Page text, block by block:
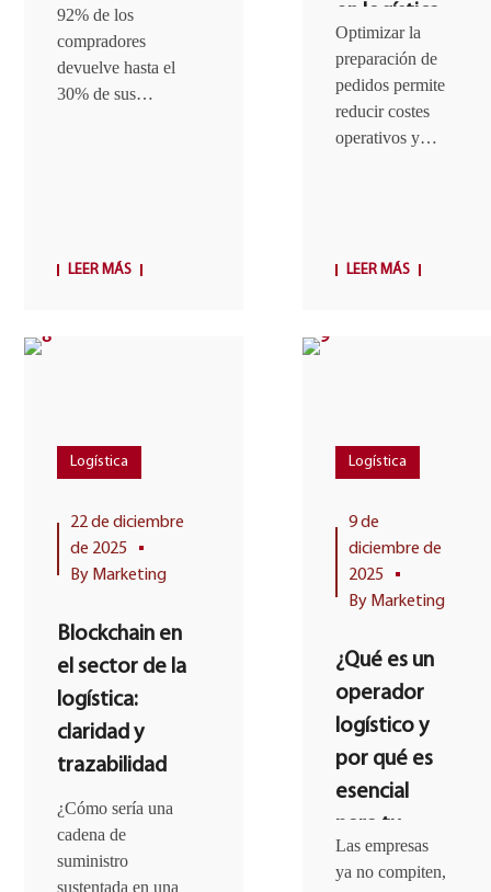
92% de los
compradores
devuelve hasta el
30% de sus
LEER MÁS
en logística
Optimizar la
preparación de
pedidos permite
reducir costes
operativos y
los almacenes
LEER MÁS
Logística
22 de diciembre
de 2025
By Marketing
Blockchain en
el sector de la
logística:
claridad y
trazabilidad
¿Cómo sería una
cadena de
suministro
sustentada en una
Logística
9 de
diciembre de
2025
By Marketing
¿Qué es un
operador
logístico y
por qué es
esencial
para tu
cadena de
Las empresas
ya no compiten,